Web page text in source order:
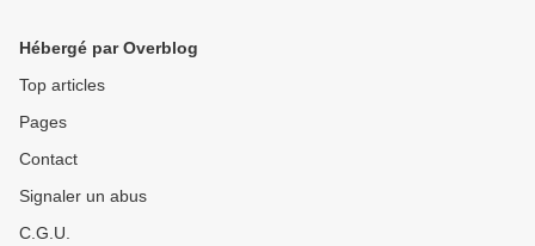
Hébergé par Overblog
Top articles
Pages
Contact
Signaler un abus
C.G.U.